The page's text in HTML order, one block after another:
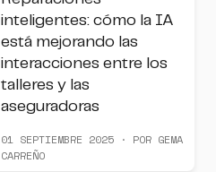
inteligentes: cómo la IA
está mejorando las
interacciones entre los
talleres y las
aseguradoras
01 SEPTIEMBRE 2025 · POR GEMA
CARREÑO